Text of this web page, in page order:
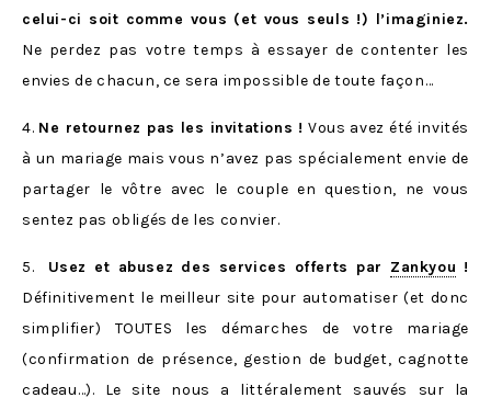
celui-ci soit comme vous (et vous seuls !) l’imaginiez.
Ne perdez pas votre temps à essayer de contenter les
envies de chacun, ce sera impossible de toute façon…
4. Ne retournez pas les invitations ! Vous avez été invités
à un mariage mais vous n’avez pas spécialement envie de
partager le vôtre avec le couple en question, ne vous
sentez pas obligés de les convier.
5. Usez et abusez des services offerts par Zankyou !
Définitivement le meilleur site pour automatiser (et donc
simplifier) TOUTES les démarches de votre mariage
(confirmation de présence, gestion de budget, cagnotte
cadeau…). Le site nous a littéralement sauvés sur la